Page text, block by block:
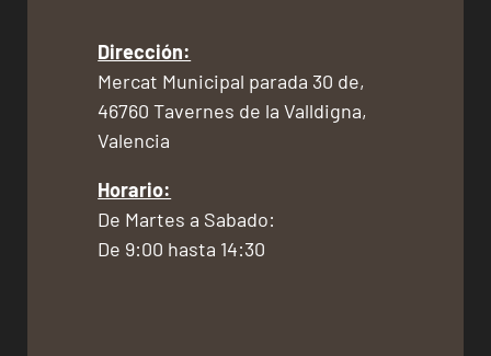
Dirección:
Mercat Municipal parada 30 de,
46760 Tavernes de la Valldigna,
Valencia
Horario:
De Martes a Sabado:
De 9:00 hasta 14:30